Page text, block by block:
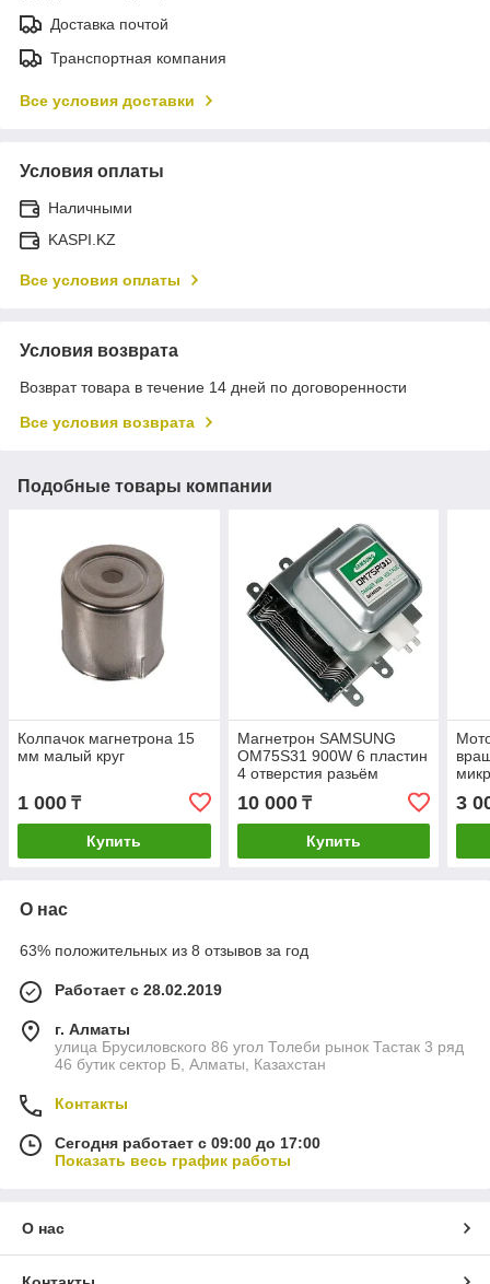
Доставка почтой
Транспортная компания
Все условия доставки
Условия оплаты
Наличными
KASPI.KZ
Все условия оплаты
Условия возврата
Возврат товара в течение 14 дней по договоренности
Все условия возврата
Подобные товары компании
Колпачок магнетрона 15
мм малый круг
1 000 ₸
Купить
Магнетрон SAMSUNG
OM75S31 900W 6 пластин
4 отверстия разьём
параллельно
10 000₸
Купить
мин
для
3
О нас
63% положительных из 8 отзывов за год
Работает с 28.02.2019
г. Алматы
улица Брусиловского 86 угол Толеби рынок Тастак 3 ряд
46 бутик сектор Б, Алматы, Казахстан
Контакты
Сегодня работает с 09:00 до 17:00
Показать весь график работы
О нас